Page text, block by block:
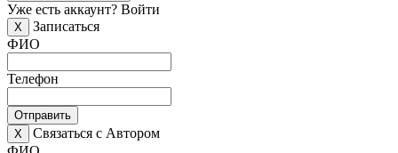
Уже есть аккаунт? Войти
X
Записаться
ФИО
Телефон
Отправить
X
Связаться с Автором